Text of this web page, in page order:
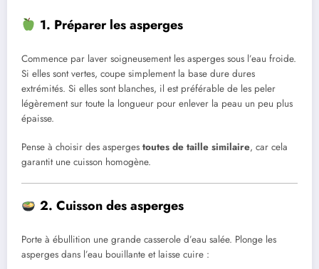
1. Préparer les asperges
Commence par laver soigneusement les asperges sous l’eau froide.
Si elles sont vertes, coupe simplement la base dure dures
extrémités. Si elles sont blanches, il est préférable de les peler
légèrement sur toute la longueur pour enlever la peau un peu plus
épaisse.
Pense à choisir des asperges toutes de taille similaire, car cela
garantit une cuisson homogène.
2. Cuisson des asperges
Porte à ébullition une grande casserole d’eau salée. Plonge les
asperges dans l’eau bouillante et laisse cuire :